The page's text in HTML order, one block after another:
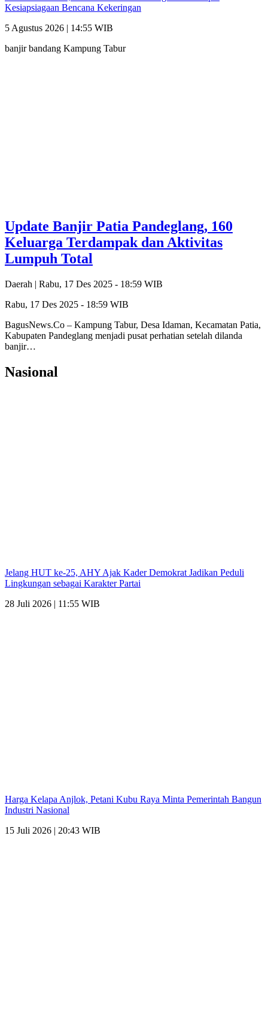
Kesiapsiagaan Bencana Kekeringan
5 Agustus 2026 | 14:55 WIB
banjir bandang Kampung Tabur
Update Banjir Patia Pandeglang, 160
Keluarga Terdampak dan Aktivitas
Lumpuh Total
Daerah | Rabu, 17 Des 2025 - 18:59 WIB
Rabu, 17 Des 2025 - 18:59 WIB
BagusNews.Co – Kampung Tabur, Desa Idaman, Kecamatan Patia,
Kabupaten Pandeglang menjadi pusat perhatian setelah dilanda
banjir…
Nasional
Jelang HUT ke-25, AHY Ajak Kader Demokrat Jadikan Peduli
Lingkungan sebagai Karakter Partai
28 Juli 2026 | 11:55 WIB
Harga Kelapa Anjlok, Petani Kubu Raya Minta Pemerintah Bangun
Industri Nasional
15 Juli 2026 | 20:43 WIB